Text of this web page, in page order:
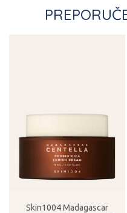
Skin1004 Madagascar